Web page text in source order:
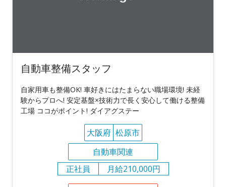
自動車整備スタッフ
自家用車も整備OK! 車好きにはたまらない職場環境! 未経
験からプロへ! 安定基盤×技術力で長く安心して働ける整備
工場 ココがポイント! ダイアグステー
大阪府 松原市
自動車関連
正社員
月給210,000円